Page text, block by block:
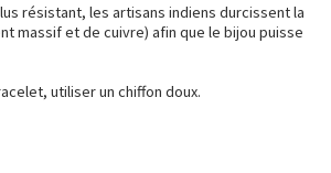
résistant, les artisans indiens durcissent la
massif et de cuivre) afin que le bijou puisse
utiliser un chiffon doux.